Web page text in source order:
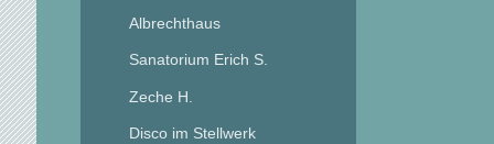
Albrechthaus
Sanatorium Erich S.
Zeche H.
Disco im Stellwerk